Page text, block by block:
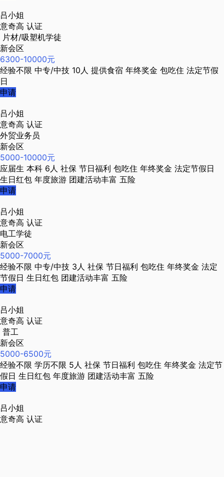
吕小姐
意奇高 认证
片材/吸塑机学徒
新会区
6300-10000元
经验不限 中专/中技 10人 提供食宿 年终奖金 包吃住 法定节假
日
申请
吕小姐
意奇高 认证
外贸业务员
新会区
5000-10000元
应届生 本科 6人 社保 节日福利 包吃住 年终奖金 法定节假日
生日红包 年度旅游 团建活动丰富 五险
申请
吕小姐
意奇高 认证
电工学徒
新会区
5000-7000元
经验不限 中专/中技 3人 社保 节日福利 包吃住 年终奖金 法定
节假日 生日红包 团建活动丰富 五险
申请
吕小姐
意奇高 认证
普工
新会区
5000-6500元
经验不限 学历不限 5人 社保 节日福利 包吃住 年终奖金 法定节
假日 生日红包 年度旅游 团建活动丰富 五险
申请
吕小姐
意奇高 认证